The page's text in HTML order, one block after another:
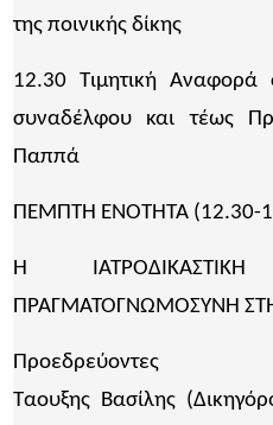
της ποινικής δίκης
12.30 Τιμητική Αναφορά
συναδέλφου και τέως
Παππά
ΠΕΜΠΤΗ ΕΝΟΤΗΤΑ (12.30-
Η
ΠΡΑΓΜΑΤΟΓΝΩΜΟΣΥΝΗ
Προεδρεύοντες
Ταουξης Βασίλης